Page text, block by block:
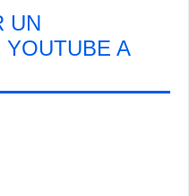
UN
YOUTUBE A